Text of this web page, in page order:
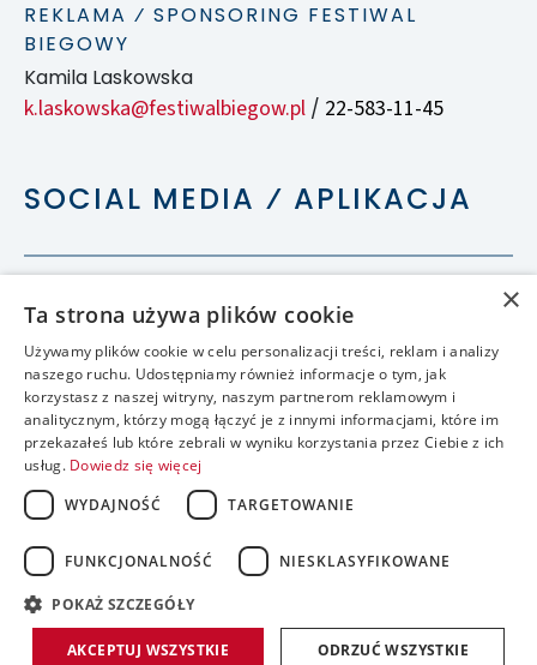
REKLAMA ⁄ SPONSORING FESTIWAL
BIEGOWY
Kamila Laskowska
k.laskowska@festiwalbiegow.pl / 22-583-11-45
SOCIAL MEDIA ⁄ APLIKACJA
realizacja:
×
Ta strona używa plików cookie
Używamy plików cookie w celu personalizacji treści, reklam i analizy
naszego ruchu. Udostępniamy również informacje o tym, jak
korzystasz z naszej witryny, naszym partnerom reklamowym i
analitycznym, którzy mogą łączyć je z innymi informacjami, które im
przekazałeś lub które zebrali w wyniku korzystania przez Ciebie z ich
usług. Dowiedz się więcej
WYDAJNOŚĆ
TARGETOWANIE
FUNKCJONALNOŚĆ NIESKLASYFIKOWANE
POKAŻ SZCZEGÓŁY
AKCEPTUJ WSZYSTKIE ODRZUĆ WSZYSTKIE
accessible